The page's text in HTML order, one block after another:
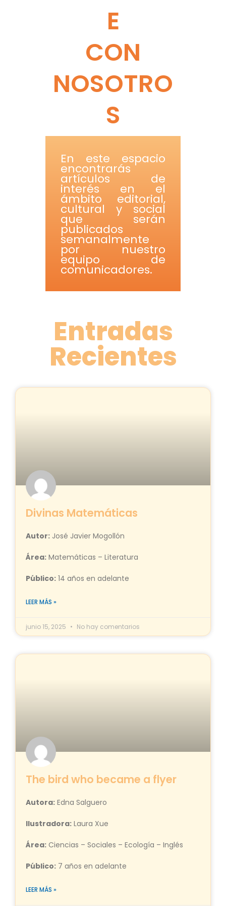
E
CON
NOSOTRO
S
En este espacio
encontrarás
artículos de
interés en el
ámbito editorial,
cultural y social
que serán
publicados
semanalmente
por nuestro
equipo de
comunicadores.
Entradas
Recientes
Divinas Matemáticas
Autor: José Javier Mogollón
Área: Matemáticas – Literatura
Público: 14 años en adelante
LEER MÁS »
junio 15, 2025 No hay comentarios
The bird who became a flyer
Autora: Edna Salguero
Ilustradora: Laura Xue
Área: Ciencias – Sociales – Ecología – Inglés
Público: 7 años en adelante
LEER MÁS »